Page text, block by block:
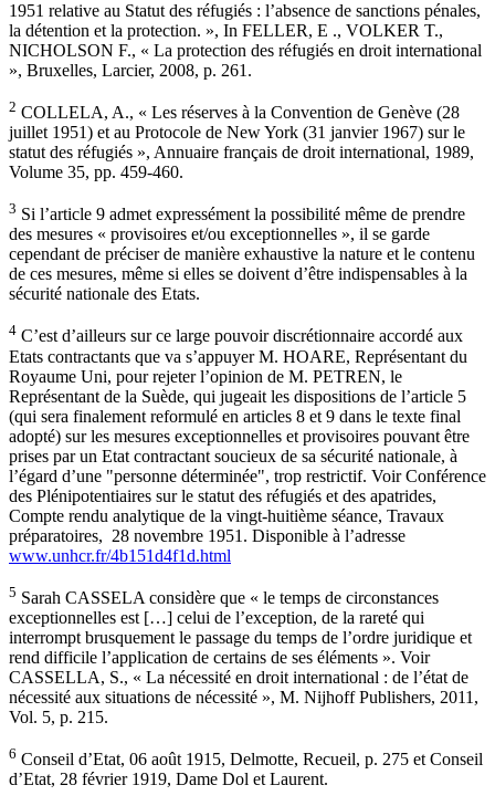
1951 relative au Statut des réfugiés : l’absence de sanctions pénales,
la détention et la protection. », In FELLER, E ., VOLKER T.,
NICHOLSON F., « La protection des réfugiés en droit international
», Bruxelles, Larcier, 2008, p. 261.
2 COLLELA, A., « Les réserves à la Convention de Genève (28
juillet 1951) et au Protocole de New York (31 janvier 1967) sur le
statut des réfugiés », Annuaire français de droit international, 1989,
Volume 35, pp. 459-460.
3 Si l’article 9 admet expressément la possibilité même de prendre
des mesures « provisoires et/ou exceptionnelles », il se garde
cependant de préciser de manière exhaustive la nature et le contenu
de ces mesures, même si elles se doivent d’être indispensables à la
sécurité nationale des Etats.
4 C’est d’ailleurs sur ce large pouvoir discrétionnaire accordé aux
Etats contractants que va s’appuyer M. HOARE, Représentant du
Royaume Uni, pour rejeter l’opinion de M. PETREN, le
Représentant de la Suède, qui jugeait les dispositions de l’article 5
(qui sera finalement reformulé en articles 8 et 9 dans le texte final
adopté) sur les mesures exceptionnelles et provisoires pouvant être
prises par un Etat contractant soucieux de sa sécurité nationale, à
l’égard d’une "personne déterminée", trop restrictif. Voir Conférence
des Plénipotentiaires sur le statut des réfugiés et des apatrides,
Compte rendu analytique de la vingt-huitième séance, Travaux
préparatoires, 28 novembre 1951. Disponible à l’adresse
www.unhcr.fr/4b151d4f1d.html
5 Sarah CASSELA considère que « le temps de circonstances
exceptionnelles est […] celui de l’exception, de la rareté qui
interrompt brusquement le passage du temps de l’ordre juridique et
rend difficile l’application de certains de ses éléments ». Voir
CASSELLA, S., « La nécessité en droit international : de l’état de
nécessité aux situations de nécessité », M. Nijhoff Publishers, 2011,
Vol. 5, p. 215.
6 Conseil d’Etat, 06 août 1915, Delmotte, Recueil, p. 275 et Conseil
d’Etat, 28 février 1919, Dame Dol et Laurent.